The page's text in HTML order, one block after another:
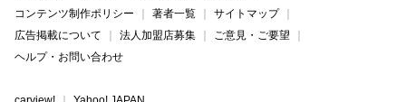
コンテンツ制作ポリシー
著者一覧
サイトマップ
広告掲載について
法人加盟店募集
ご意見・ご要望
ヘルプ・お問い合わせ